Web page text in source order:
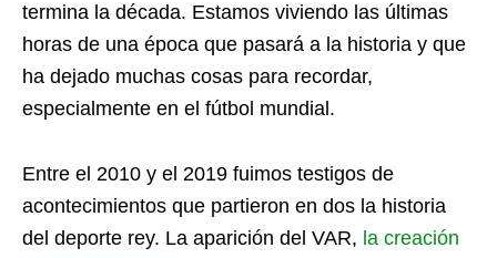
termina la década. Estamos viviendo las últimas
horas de una época que pasará a la historia y que
ha dejado muchas cosas para recordar,
especialmente en el fútbol mundial.
Entre el 2010 y el 2019 fuimos testigos de
acontecimientos que partieron en dos la historia
del deporte rey. La aparición del VAR, la creación